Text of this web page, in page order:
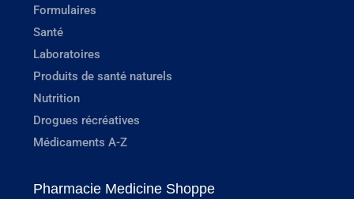
Formulaires
Santé
Laboratoires
Produits de santé naturels
Nutrition
Drogues récréatives
Médicaments A-Z
Pharmacie Medicine Shoppe